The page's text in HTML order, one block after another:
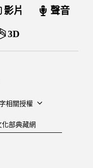
類型
影片 聲音
3D
相關授權
單位